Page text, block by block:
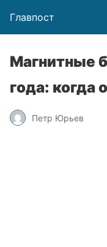
Главпост
Магнитные
года: когда
Петр Юрьев